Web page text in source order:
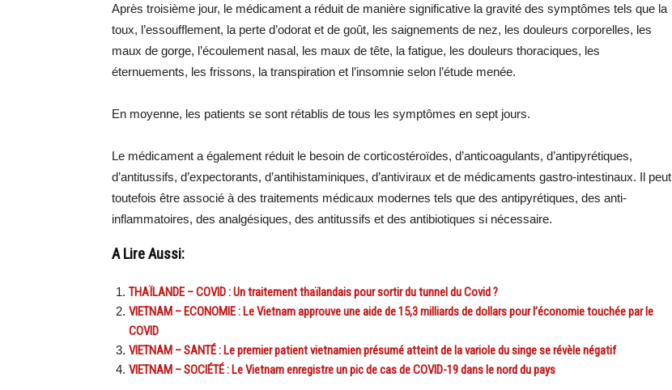
Après troisième jour, le médicament a réduit de manière significative la gravité des symptômes tels que la
toux, l’essoufflement, la perte d’odorat et de goût, les saignements de nez, les douleurs corporelles, les
maux de gorge, l’écoulement nasal, les maux de tête, la fatigue, les douleurs thoraciques, les
éternuements, les frissons, la transpiration et l’insomnie selon l’étude menée.
En moyenne, les patients se sont rétablis de tous les symptômes en sept jours.
Le médicament a également réduit le besoin de corticostéroïdes, d’anticoagulants, d’antipyrétiques,
d’antitussifs, d’expectorants, d’antihistaminiques, d’antiviraux et de médicaments gastro-intestinaux. Il peut
toutefois être associé à des traitements médicaux modernes tels que des antipyrétiques, des anti-
inflammatoires, des analgésiques, des antitussifs et des antibiotiques si nécessaire.
A Lire Aussi:
THAÏLANDE – COVID : Un traitement thaïlandais pour sortir du tunnel du Covid ?
VIETNAM – ECONOMIE : Le Vietnam approuve une aide de 15,3 milliards de dollars pour l’économie touchée par le
COVID
VIETNAM – SANTÉ : Le premier patient vietnamien présumé atteint de la variole du singe se révèle négatif
VIETNAM – SOCIÉTÉ : Le Vietnam enregistre un pic de cas de COVID-19 dans le nord du pays